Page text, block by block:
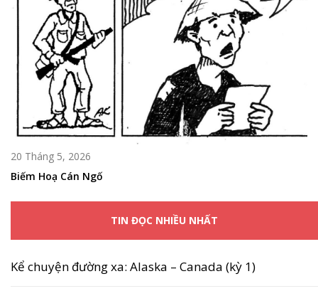
20 Tháng 5, 2026
Biếm Hoạ Cán Ngố
TIN ĐỌC NHIỀU NHẤT
Kể chuyện đường xa: Alaska – Canada (kỳ 1)